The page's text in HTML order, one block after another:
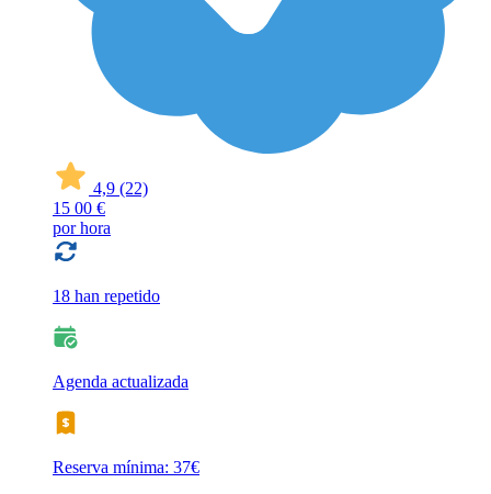
4,9 (22)
15 00 €
por hora
18 han repetido
Agenda actualizada
Reserva mínima: 37€